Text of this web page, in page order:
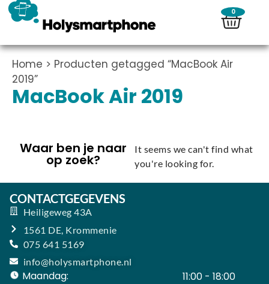
0
Home > Producten getagged “MacBook Air
2019”
MacBook Air 2019
Waar ben je naar
op zoek?
It seems we can't find what
you're looking for.
CONTACTGEGEVENS
Heiligeweg 43A
1561 DE, Krommenie
075 641 5169
info@holysmartphone.nl
Maandag:
11:00 - 18:00